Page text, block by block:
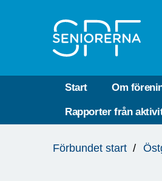
Start Om
Rapporter från
är
Förbundet start